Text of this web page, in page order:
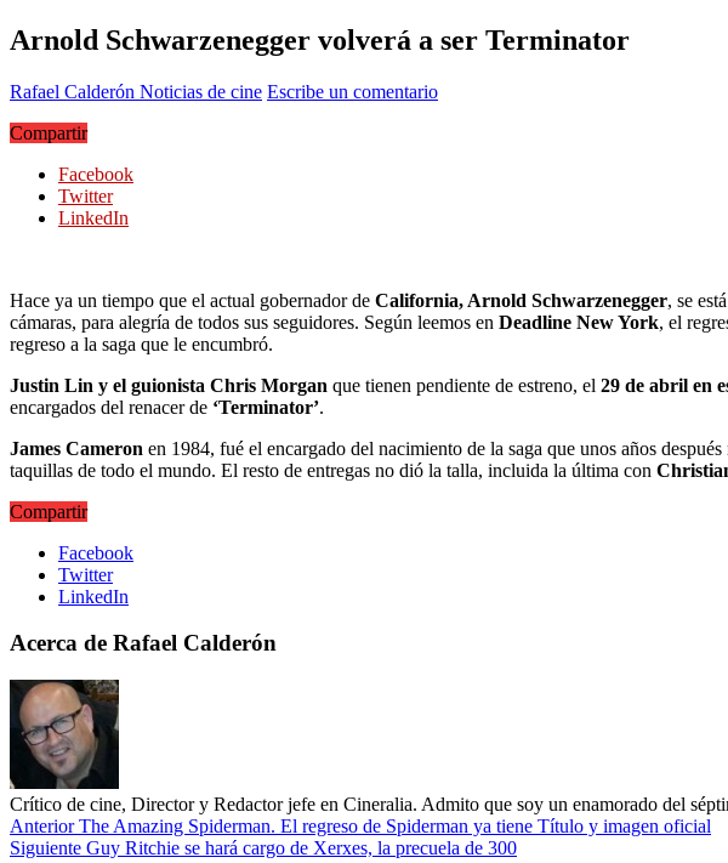
Arnold Schwarzenegger volverá a ser Terminator
Rafael Calderón Noticias de cine Escribe un comentario
Compartir
Facebook
Twitter
LinkedIn
Hace ya un tiempo que el actual gobernador de California, Arnold Schwarzenegger, se
cámaras, para alegría de todos sus seguidores. Según leemos en Deadline New York, el
regreso a la saga que le encumbró.
Justin Lin y el guionista Chris Morgan que tienen pendiente de estreno, el 29 de abril en
encargados del renacer de ‘Terminator’.
James Cameron en 1984, fué el encargado del nacimiento de la saga que unos años
taquillas de todo el mundo. El resto de entregas no dió la talla, incluida la última con
Compartir
Facebook
Twitter
LinkedIn
Acerca de Rafael Calderón
Crítico de cine, Director y Redactor jefe en Cineralia. Admito que soy un enamorado del
AnteriorThe Amazing Spiderman. El regreso de Spiderman ya tiene Título y imagen oficial
Siguiente Guy Ritchie se hará cargo de Xerxes, la precuela de 300